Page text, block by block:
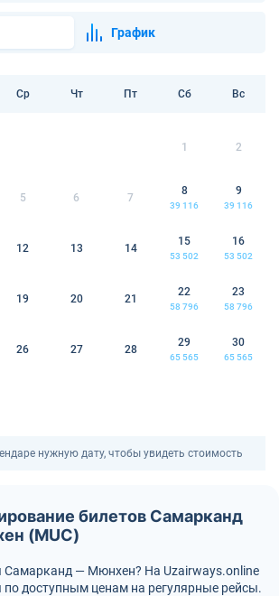
График
Ср Чт Пт Сб Вс
1 2
5 6 7
8
39 116
9
39 116
12 13 14
15
53 502
16
53 502
19 20 21
22
58 796
23
58 796
26 27 28
29
65 565
30
65 565
нужную дату, чтобы увидеть стоимость
билетов Самарканд
(MUC)
Самарканд — Мюнхен? На Uzairways.online
по доступным ценам на регулярные рейсы.